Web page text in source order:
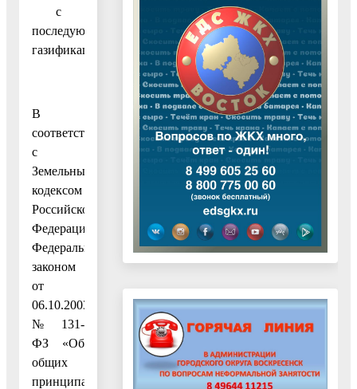
с
последующей
газификацией
В
соответствии
с
Земельным
кодексом
Российской
Федерации,
Федеральным
законом
от
06.10.2003
№ 131-
ФЗ «Об
общих
принципах